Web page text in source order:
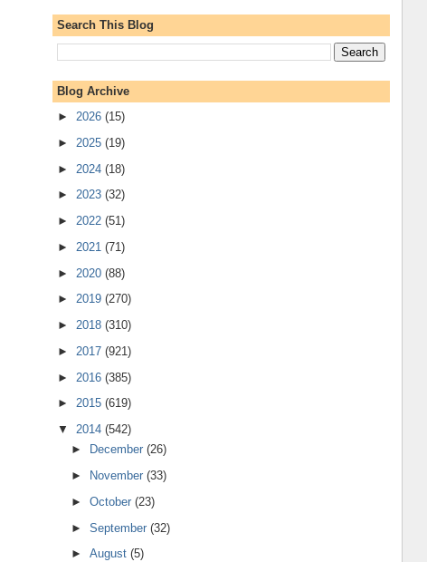
Search This Blog
Blog Archive
► 2026 (15)
► 2025 (19)
► 2024 (18)
► 2023 (32)
► 2022 (51)
► 2021 (71)
► 2020 (88)
► 2019 (270)
► 2018 (310)
► 2017 (921)
► 2016 (385)
► 2015 (619)
▼ 2014 (542)
►
December(26)
►
November(33)
►October(23)
►September(32)
►August(5)